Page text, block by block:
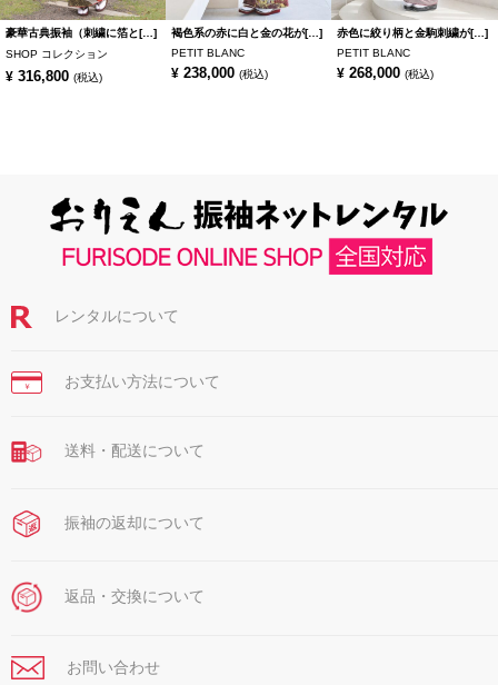
豪華古典振袖（刺繍に箔と[…]
SHOP コレクション
¥ 316,800 (税込)
褐色系の赤に白と金の花が[…]
PETIT BLANC
¥ 238,000 (税込)
赤色に絞り柄と金駒刺繍が[…]
PETIT BLANC
¥ 268,000 (税込)
レンタルについて
￥ お支払い方法について
送料・配送について
振袖の返却について
返品・交換について
お問い合わせ